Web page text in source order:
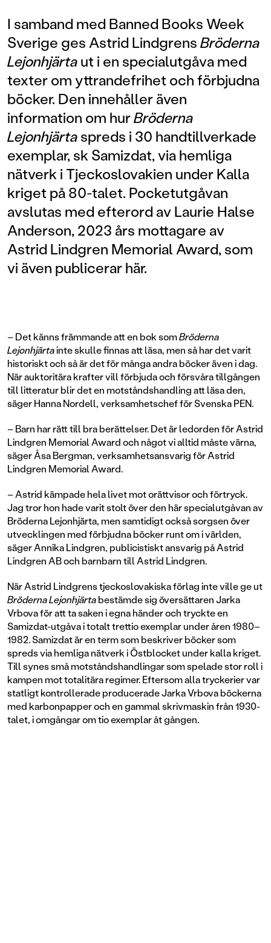
I samband med Banned Books Week
Sverige ges Astrid LindgrensBröderna
Lejonhjärtaut i en specialutgåva med
texter om yttrandefrihet och förbjudna
böcker. Den innehåller även
information om hurBröderna
Lejonhjärtaspreds i 30 handtillverkade
exemplar, sk Samizdat, via hemliga
nätverk i Tjeckoslovakien under Kalla
kriget på 80-talet. Pocketutgåvan
avslutas med efterord av Laurie Halse
Anderson, 2023 års mottagare av
Astrid Lindgren Memorial Award, som
vi även publicerar här.
– Det känns främmande att en bok somBröderna
Lejonhjärtainte skulle finnas att läsa, men så har det varit
historiskt och så är det för många andra böcker även i dag.
När auktoritära krafter vill förbjuda och försvåra tillgången
till litteratur blir det en motståndshandling att läsa den,
säger Hanna Nordell, verksamhetschef för Svenska PEN.
– Barn har rätt till bra berättelser. Det är ledorden för Astrid
Lindgren Memorial Award och något vi alltid måste värna,
säger Åsa Bergman, verksamhetsansvarig för Astrid
Lindgren Memorial Award.
– Astrid kämpade hela livet mot orättvisor och förtryck.
Jag tror hon hade varit stolt över den här specialutgåvan av
Bröderna Lejonhjärta, men samtidigt också sorgsen över
utvecklingen med förbjudna böcker runt om i världen,
säger Annika Lindgren, publicistiskt ansvarig på Astrid
Lindgren AB och barnbarn till Astrid Lindgren.
När Astrid Lindgrens tjeckoslovakiska förlag inte ville ge ut
Bröderna Lejonhjärtabestämde sig översättaren Jarka
Vrbova för att ta saken i egna händer och tryckte en
Samizdat-utgåva i totalt trettio exemplar under åren 1980–
1982. Samizdat är en term som beskriver böcker som
spreds via hemliga nätverk i Östblocket under kalla kriget.
Till synes små motståndshandlingar som spelade stor roll i
kampen mot totalitära regimer. Eftersom alla tryckerier var
statligt kontrollerade producerade Jarka Vrbova böckerna
med karbonpapper och en gammal skrivmaskin från 1930-
talet, i omgångar om tio exemplar åt gången.